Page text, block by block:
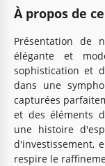
À propos de
Présentation de
élégante et
sophistication et
dans une
capturées
et des éléments
une histoire
d'investissement,
respire le